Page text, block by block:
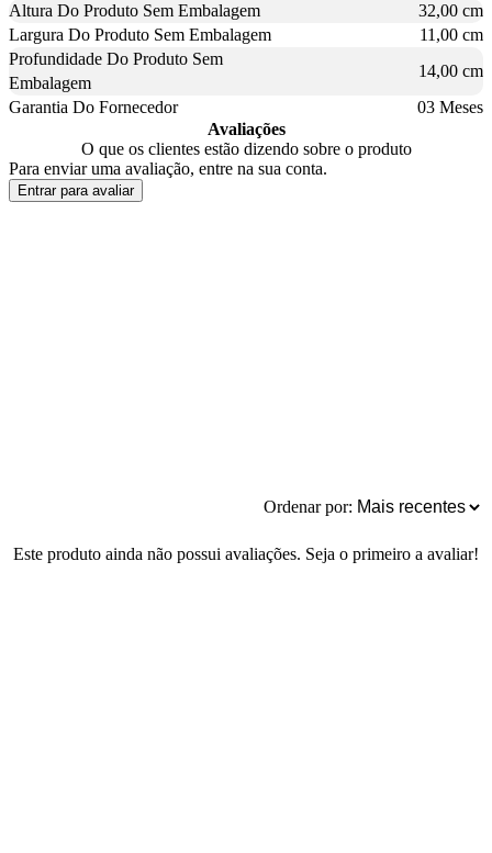
Altura Do Produto Sem Embalagem
32,00 cm
Largura Do Produto Sem Embalagem
11,00 cm
Profundidade Do Produto Sem
Embalagem
14,00 cm
Garantia Do Fornecedor
03 Meses
Avaliações
O que os clientes estão dizendo sobre o produto
Para enviar uma avaliação, entre na sua conta.
Entrar para avaliar
Ordenar por:
Este produto ainda não possui avaliações. Seja o primeiro a avaliar!